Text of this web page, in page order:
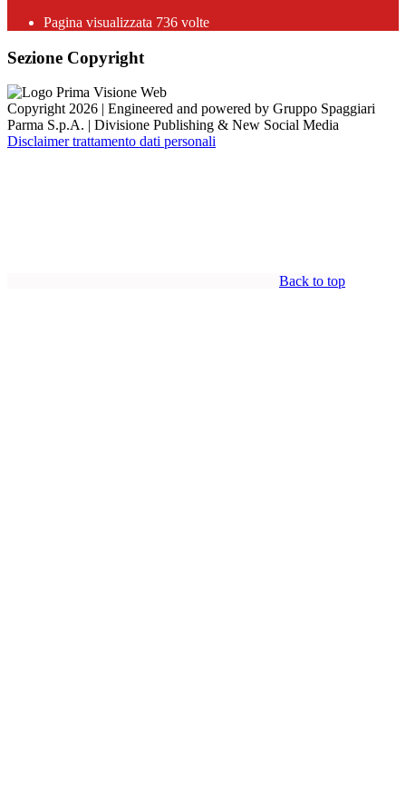
Pagina visualizzata 736 volte
Sezione Copyright
Copyright 2026 | Engineered and powered by Gruppo Spaggiari
Parma S.p.A. | Divisione Publishing & New Social Media
Disclaimer trattamento dati personali
Back to top